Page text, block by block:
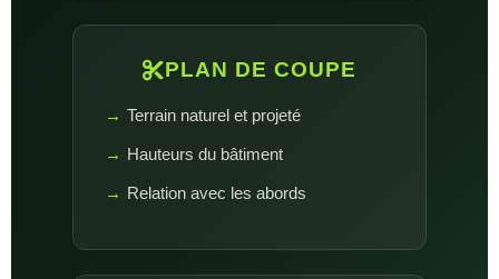
PLAN DE COUPE
Terrain naturel et projeté
Hauteurs du bâtiment
Relation avec les abords